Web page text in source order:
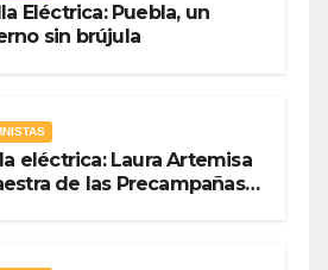
Eléctrica: Puebla, un
sin brújula
eléctrica: Laura Artemisa
de las Precampañas